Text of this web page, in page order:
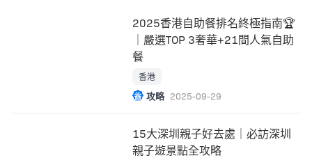
2025香港自助餐排名終極指南🏆
｜嚴選TOP 3奢華+21間人氣自助
餐
香港
攻略 2025-09-29
15大深圳親子好去處｜必訪深圳
親子遊景點全攻略